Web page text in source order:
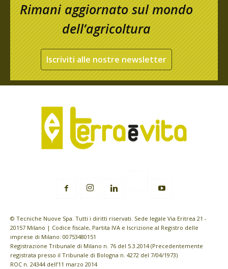
Rimani aggiornato sul mondo
dell’agricoltura
Iscriviti alle nostre newsletter
© Tecniche Nuove Spa. Tutti i diritti riservati. Sede legale Via Eritrea 21 -
20157 Milano | Codice fiscale, Partita IVA e Iscrizione al Registro delle
imprese di Milano: 00753480151
Registrazione Tribunale di Milano n. 76 del 5.3.2014 (Precedentemente
registrata presso il Tribunale di Bologna n. 4272 del 7/04/1973)
ROC n. 24344 dell’11 marzo 2014